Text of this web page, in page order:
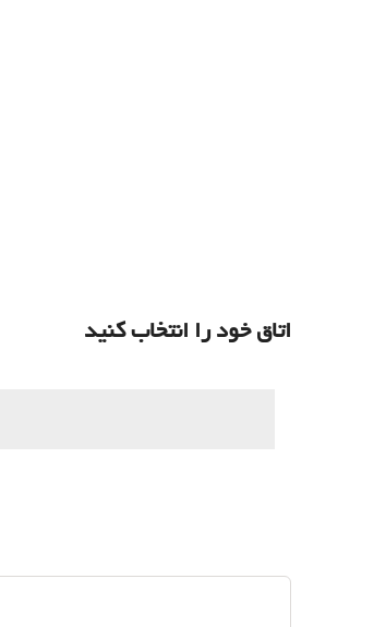
اتاق خود را انتخاب کنید